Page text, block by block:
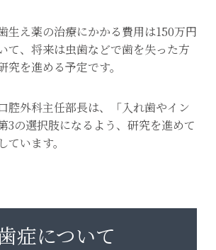
生え薬の治療にかかる費用は150万円
て、将来は虫歯などで歯を失った方
究を進める予定です。
腔外科主任部長は、「入れ歯やイン
3の選択肢になるよう、研究を進めて
います。
症について